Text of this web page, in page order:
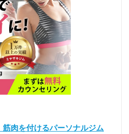
肉を付けるパーソナルジム